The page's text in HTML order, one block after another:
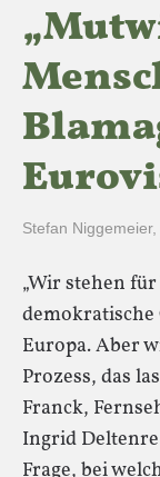
Stefan Niggemeier,
„Wir stehen
Europa. Aber
Prozess, das
Franck,
Ingrid
Frage, bei